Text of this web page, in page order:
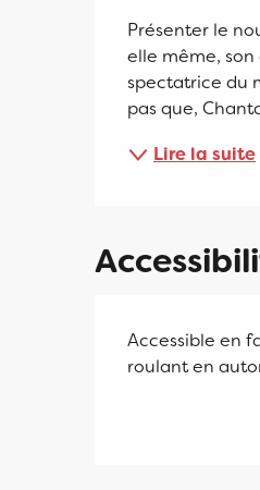
Présenter le
elle même,
spectatrice du
pas que,
Lire la suite
Accessible en
roulant en